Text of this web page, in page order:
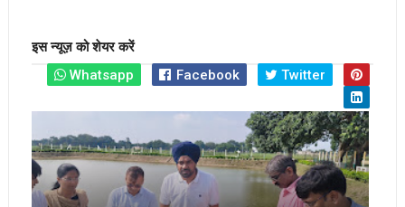
इस न्यूज़ को शेयर करें
Whatsapp
Facebook Twitter